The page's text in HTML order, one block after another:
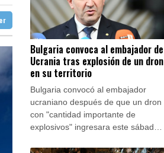
26 °C
28 °C
Buenos Aires
6 °C
14 °C
en su territorio
ídolo mundial
escuela tailandesa
de lesiones
Bulgaria convoca al embajador de
Ucrania tras explosión de un dron
en su territorio
Bulgaria convocó al embajador
ucraniano después de que un dron
con "cantidad importante de
explosivos" ingresara este sábado